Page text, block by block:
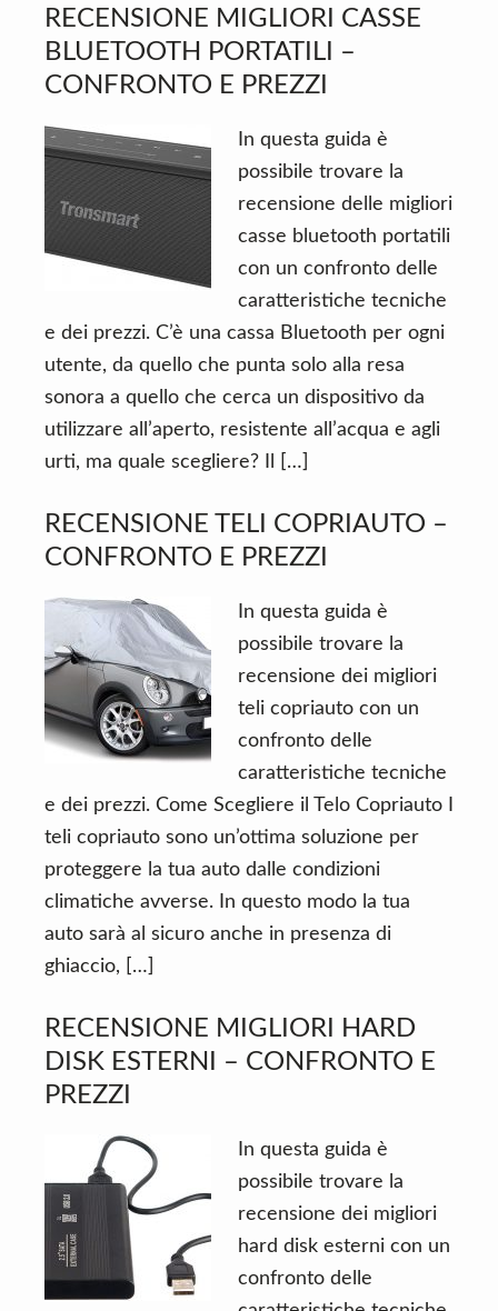
RECENSIONE MIGLIORI CASSE
BLUETOOTH PORTATILI –
CONFRONTO E PREZZI
In questa guida è
possibile trovare la
recensione delle migliori
casse bluetooth portatili
con un confronto delle
caratteristiche tecniche
e dei prezzi. C’è una cassa Bluetooth per ogni
utente, da quello che punta solo alla resa
sonora a quello che cerca un dispositivo da
utilizzare all’aperto, resistente all’acqua e agli
urti, ma quale scegliere? Il […]
RECENSIONE TELI COPRIAUTO –
CONFRONTO E PREZZI
In questa guida è
possibile trovare la
recensione dei migliori
teli copriauto con un
confronto delle
caratteristiche tecniche
e dei prezzi. Come Scegliere il Telo Copriauto I
teli copriauto sono un’ottima soluzione per
proteggere la tua auto dalle condizioni
climatiche avverse. In questo modo la tua
auto sarà al sicuro anche in presenza di
ghiaccio, […]
RECENSIONE MIGLIORI HARD
DISK ESTERNI – CONFRONTO E
PREZZI
In questa guida è
possibile trovare la
recensione dei migliori
hard disk esterni con un
confronto delle